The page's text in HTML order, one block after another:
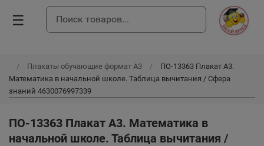
☰
Плакаты обучающие формат А3
ПО-13363 Плакат А3.
Математика в начальной школе. Таблица вычитания / Сфера
знаний 4630076997339
ПО-13363 Плакат А3. Математика в
начальной школе. Таблица вычитания /